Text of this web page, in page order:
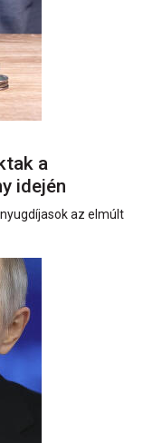
a
idején
az elmúlt